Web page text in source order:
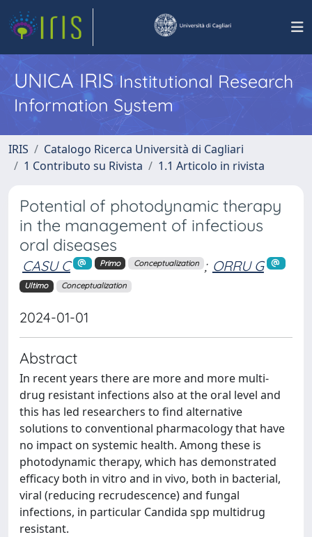
UNICA IRISInstitutional Research
Information System
IRIS
Catalogo Ricerca Università di Cagliari
1 Contributo su Rivista
1.1 Articolo in rivista
Potential of photodynamic therapy
in the management of infectious
oral diseases
CASU C Primo Conceptualization ; ORRU G
Ultimo Conceptualization
2024-01-01
Abstract
In recent years there are more and more multi-
drug resistant infections also at the oral level and
this has led researchers to find alternative
solutions to conventional pharmacology that have
no impact on systemic health. Among these is
photodynamic therapy, which has demonstrated
efficacy both in vitro and in vivo, both in bacterial,
viral (reducing recrudescence) and fungal
infections, in particular Candida spp multidrug
resistant.